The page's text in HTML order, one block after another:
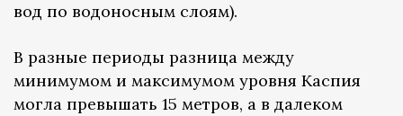
вод по водоносным слоям).
В разные периоды разница между
минимумом и максимумом уровня Каспия
могла превышать 15 метров, а в далеком